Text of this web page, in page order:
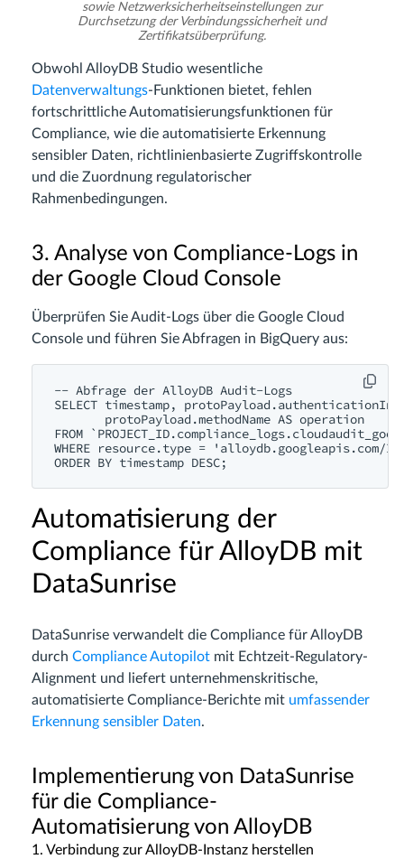
sowie Netzwerksicherheitseinstellungen zur
Durchsetzung der Verbindungssicherheit und
Zertifikatsüberprüfung.
Obwohl AlloyDB Studio wesentliche
Datenverwaltungs-Funktionen bietet, fehlen
fortschrittliche Automatisierungsfunktionen für
Compliance, wie die automatisierte Erkennung
sensibler Daten, richtlinienbasierte Zugriffskontrolle
und die Zuordnung regulatorischer
Rahmenbedingungen.
3. Analyse von Compliance-Logs in
der Google Cloud Console
Überprüfen Sie Audit-Logs über die Google Cloud
Console und führen Sie Abfragen in BigQuery aus:
-- Abfrage der AlloyDB Audit-Logs
SELECT timestamp,
       protoPayload.methodName AS operation
FROM
WHERE resource.type = 'alloydb.googleapis.com/
Automatisierung der
Compliance für AlloyDB mit
DataSunrise
DataSunrise verwandelt die Compliance für AlloyDB
durch Compliance Autopilot mit Echtzeit-Regulatory-
Alignment und liefert unternehmenskritische,
automatisierte Compliance-Berichte mit umfassender
Erkennung sensibler Daten.
Implementierung von DataSunrise
für die Compliance-
Automatisierung von AlloyDB
1. Verbindung zur AlloyDB-Instanz herstellen